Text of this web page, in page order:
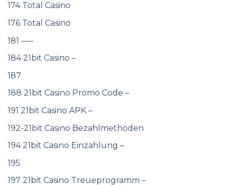
174 Total Casino
176 Total Casino
181 —–
184 21bit Casino –
187
188 21bit Casino Promo Code –
191 21bit Casino APK –
192-21bit Casino Bezahlmethoden
194 21bit Casino Einzahlung –
195
197 21bit Casino Treueprogramm –